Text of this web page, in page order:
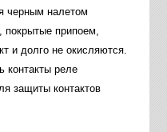
черным налетом
покрытые припоем,
и долго не окисляются.
контакты реле
защиты контактов